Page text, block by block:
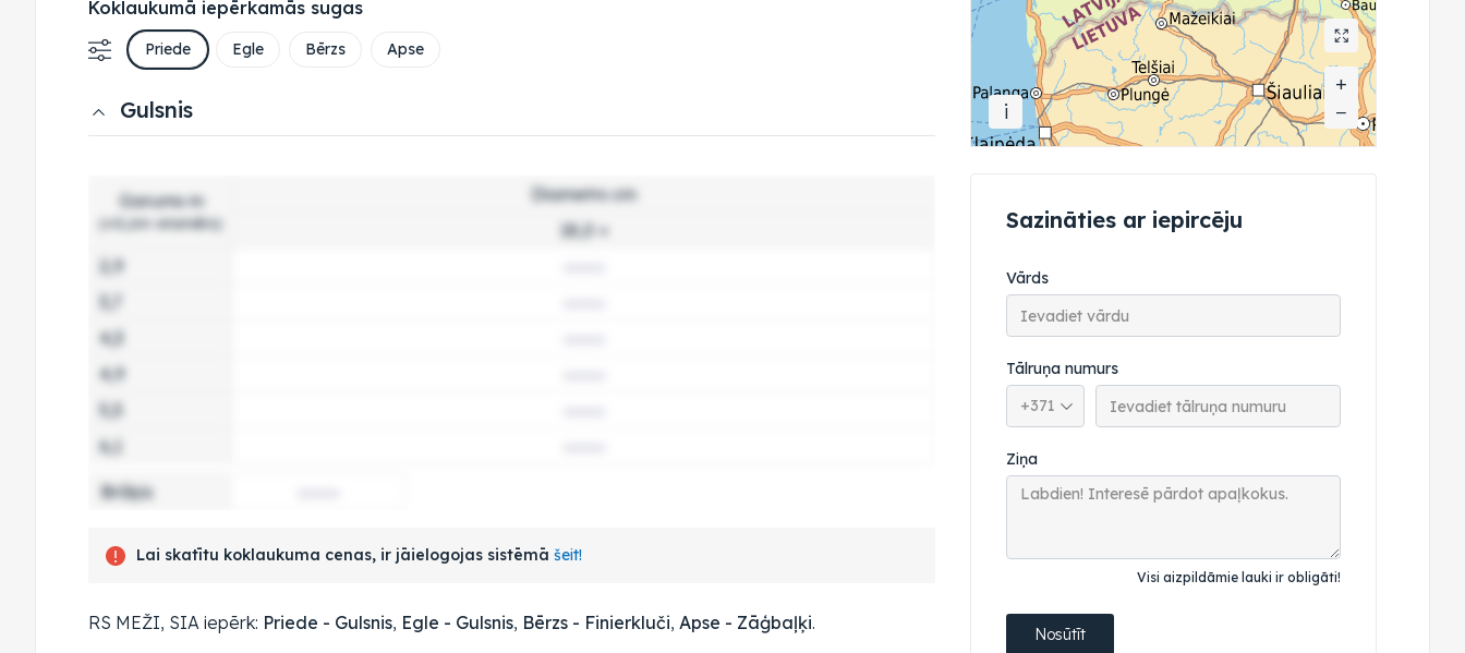
Koklaukumā iepērkamās sugas
Priede Egle Bērzs Apse
Gulsnis
Garums m
(+0,1m virsmērs)
Diametrs cm
18,0 +
2,9
4,3
4,9
5,5
6,1
Brāķis
Lai skatītu koklaukuma cenas, ir jāielogojas sistēmā šeit!
RS MEŽI, SIA iepērk: Priede - Gulsnis, Egle - Gulsnis, Bērzs - Finierkluči, Apse - Zāģbaļķi.
+
−
i
+
−
Sazināties ar iepircēju
Vārds
Tālruņa numurs
Tālruņa valsts kods
Ziņa
Visi aizpildāmie lauki ir obligāti!
Nosūtīt